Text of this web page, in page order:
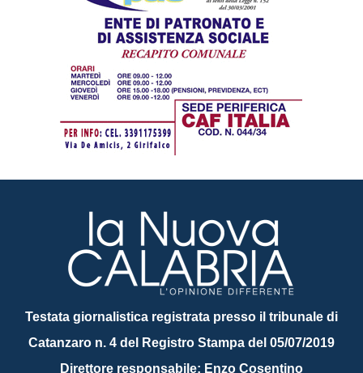
Testata giornalistica registrata presso il tribunale di
Catanzaro n. 4 del Registro Stampa del 05/07/2019
Direttore responsabile: Enzo Cosentino